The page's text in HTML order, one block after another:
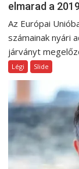
elmarad a
Az Európai
számainak nyári
járványt
Légi Slide